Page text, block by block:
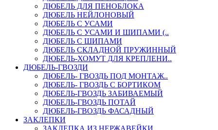
ДЮБЕЛЬ ДЛЯ ПЕНОБЛОКА
ДЮБЕЛЬ НЕЙЛОНОВЫЙ
ДЮБЕЛЬ С УСАМИ
ДЮБЕЛЬ С УСАМИ И ШИПАМИ (..
ДЮБЕЛЬ С ШИПАМИ
ДЮБЕЛЬ СКЛАДНОЙ ПРУЖИННЫЙ
ДЮБЕЛЬ-ХОМУТ ДЛЯ КРЕПЛЕНИ..
ДЮБЕЛЬ-ГВОЗДИ
ДЮБЕЛЬ- ГВОЗДЬ ПОД МОНТАЖ..
ДЮБЕЛЬ- ГВОЗДЬ С БОРТИКОМ
ДЮБЕЛЬ-ГВОЗДЬ ЗАБИВАЕМЫЙ
ДЮБЕЛЬ-ГВОЗДЬ ПОТАЙ
ДЮБЕЛЬ-ГВОЗДЬ ФАСАДНЫЙ
ЗАКЛЕПКИ
ЗАКЛЕПКА ИЗ НЕРЖАВЕЙКИ